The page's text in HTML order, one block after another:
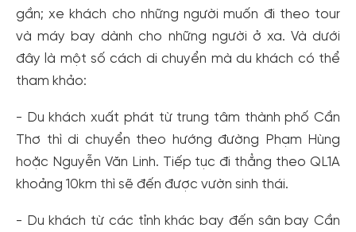
gần; xe khách cho những người muốn đi theo tour
và máy bay dành cho những người ở xa. Và dưới
đây là một số cách di chuyển mà du khách có thể
tham khảo:
- Du khách xuất phát từ trung tâm thành phố Cần
Thơ thì di chuyển theo hướng đường Phạm Hùng
hoặc Nguyễn Văn Linh. Tiếp tục đi thẳng theo QL1A
khoảng 10km thì sẽ đến được vườn sinh thái.
- Du khách từ các tỉnh khác bay đến sân bay Cần